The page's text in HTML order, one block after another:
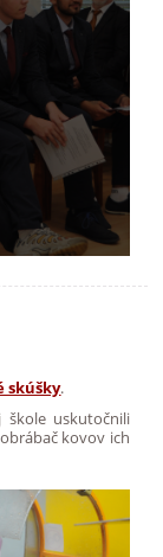
skúšky.
škole uskutočnili
kovov ich